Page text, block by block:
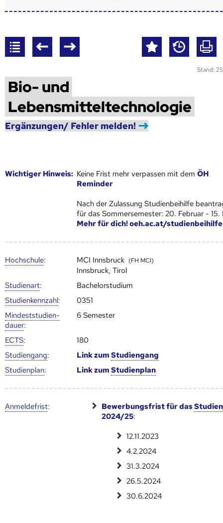
Stand:
Bio- und
Lebensmitteltechnologie
Ergänzungen/ Fehler melden!
Wich­ti­ger Hin­weis: Keine Frist mehr verpassen mit demÖH
Reminder
Nach der Zulassung Studienbeihilfe
für das Sommersemester: 20. Februar - 15.
Mehr für dich! oeh.ac.at/studienbeihilfe
Hoch­schule: MCI Innsbruck (FH MCI)
Innsbruck, Tirol
Studienart:
Bachelorstudium
Studien­kenn­zahl:
0351
Mindest­studien­
dauer:
6 Semester
ECTS:
180
Studien­gang: Link zumStudien­gang
Studien­plan: Link zumStudien­plan
Anmelde­frist: Bewerbungsfrist für das
2024/25:
12.11.2023
4.2.2024
31.3.2024
26.5.2024
30.6.2024